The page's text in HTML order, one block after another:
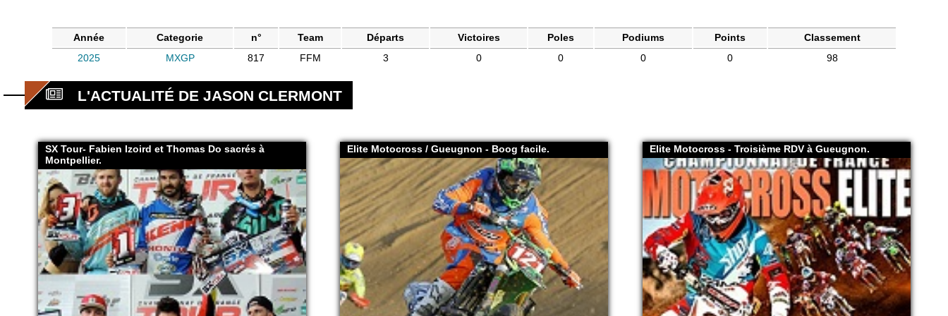
Année Categorie n° Team Départs Victoires Poles Podiums Points
Classement
2025
MXGP 817 FFM 3 0 0 0 0 98
L'ACTUALITÉ DE JASON CLERMONT
SX Tour- Fabien Izoird et Thomas Do sacrés à
Montpellier.
Elite Motocross / Gueugnon - Boog facile. Elite Motocross - Troisième RDV à Gueugnon.